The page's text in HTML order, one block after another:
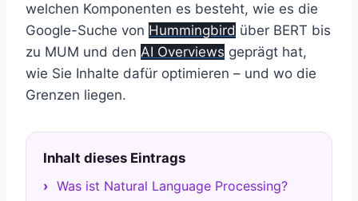
welchen Komponenten es besteht, wie es die
Google-Suche von Hummingbird über BERT bis
zu MUM und den AI Overviews geprägt hat,
wie Sie Inhalte dafür optimieren – und wo die
Grenzen liegen.
Inhalt dieses Eintrags
Was ist Natural Language Processing?